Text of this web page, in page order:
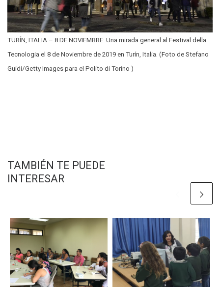
TURÍN, ITALIA – 8 DE NOVIEMBRE: Una mirada general al Festival della
Tecnologia el 8 de Noviembre de 2019 en Turín, Italia. (Foto de Stefano
Guidi/Getty Images para el Polito di Torino )
TAMBIÉN TE PUEDE
INTERESAR